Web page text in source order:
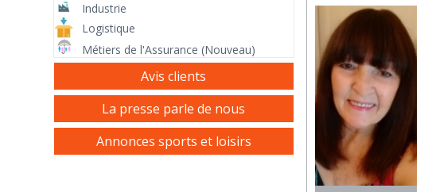
Industrie
Logistique
Métiers de l'Assurance (Nouveau)
Avis clients
La presse parle de nous
Annonces sports et loisirs